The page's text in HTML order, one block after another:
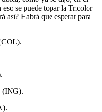
eso se puede topar la Tricolor
así? Habrá que esperar para
(ING).